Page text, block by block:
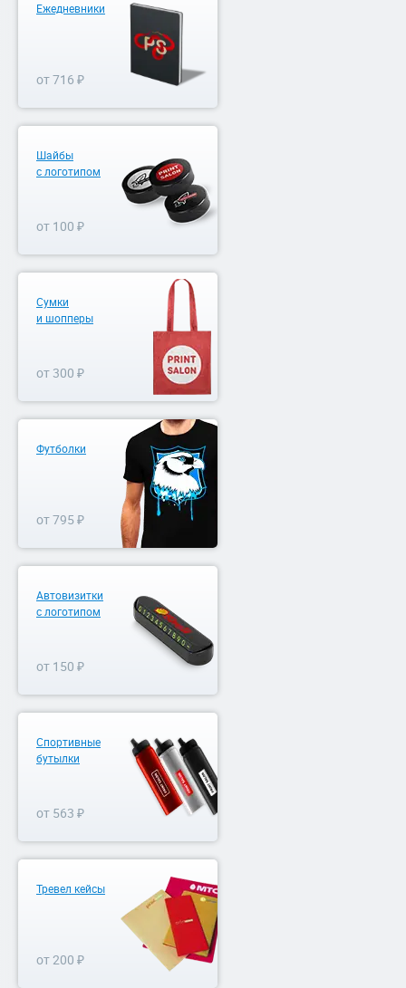
Ежедневники
от 716 ₽
Шайбы
с логотипом
от 100 ₽
Сумки
и шопперы
от 300 ₽
Футболки
от 795 ₽
Автовизитки
с логотипом
от 150 ₽
Спортивные
бутылки
от 563 ₽
Тревел кейсы
от 200 ₽